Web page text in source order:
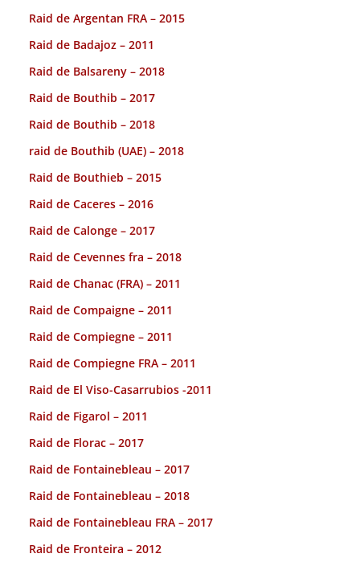
Raid de Argentan FRA – 2015
Raid de Badajoz – 2011
Raid de Balsareny – 2018
Raid de Bouthib – 2017
Raid de Bouthib – 2018
raid de Bouthib (UAE) – 2018
Raid de Bouthieb – 2015
Raid de Caceres – 2016
Raid de Calonge – 2017
Raid de Cevennes fra – 2018
Raid de Chanac (FRA) – 2011
Raid de Compaigne – 2011
Raid de Compiegne – 2011
Raid de Compiegne FRA – 2011
Raid de El Viso-Casarrubios -2011
Raid de Figarol – 2011
Raid de Florac – 2017
Raid de Fontainebleau – 2017
Raid de Fontainebleau – 2018
Raid de Fontainebleau FRA – 2017
Raid de Fronteira – 2012